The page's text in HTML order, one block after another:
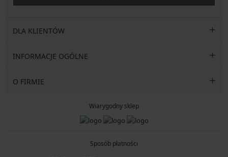
DLA KLIENTÓW
INFORMACJE OGÓLNE
O FIRMIE
Wiarygodny sklep
Sposób płatności